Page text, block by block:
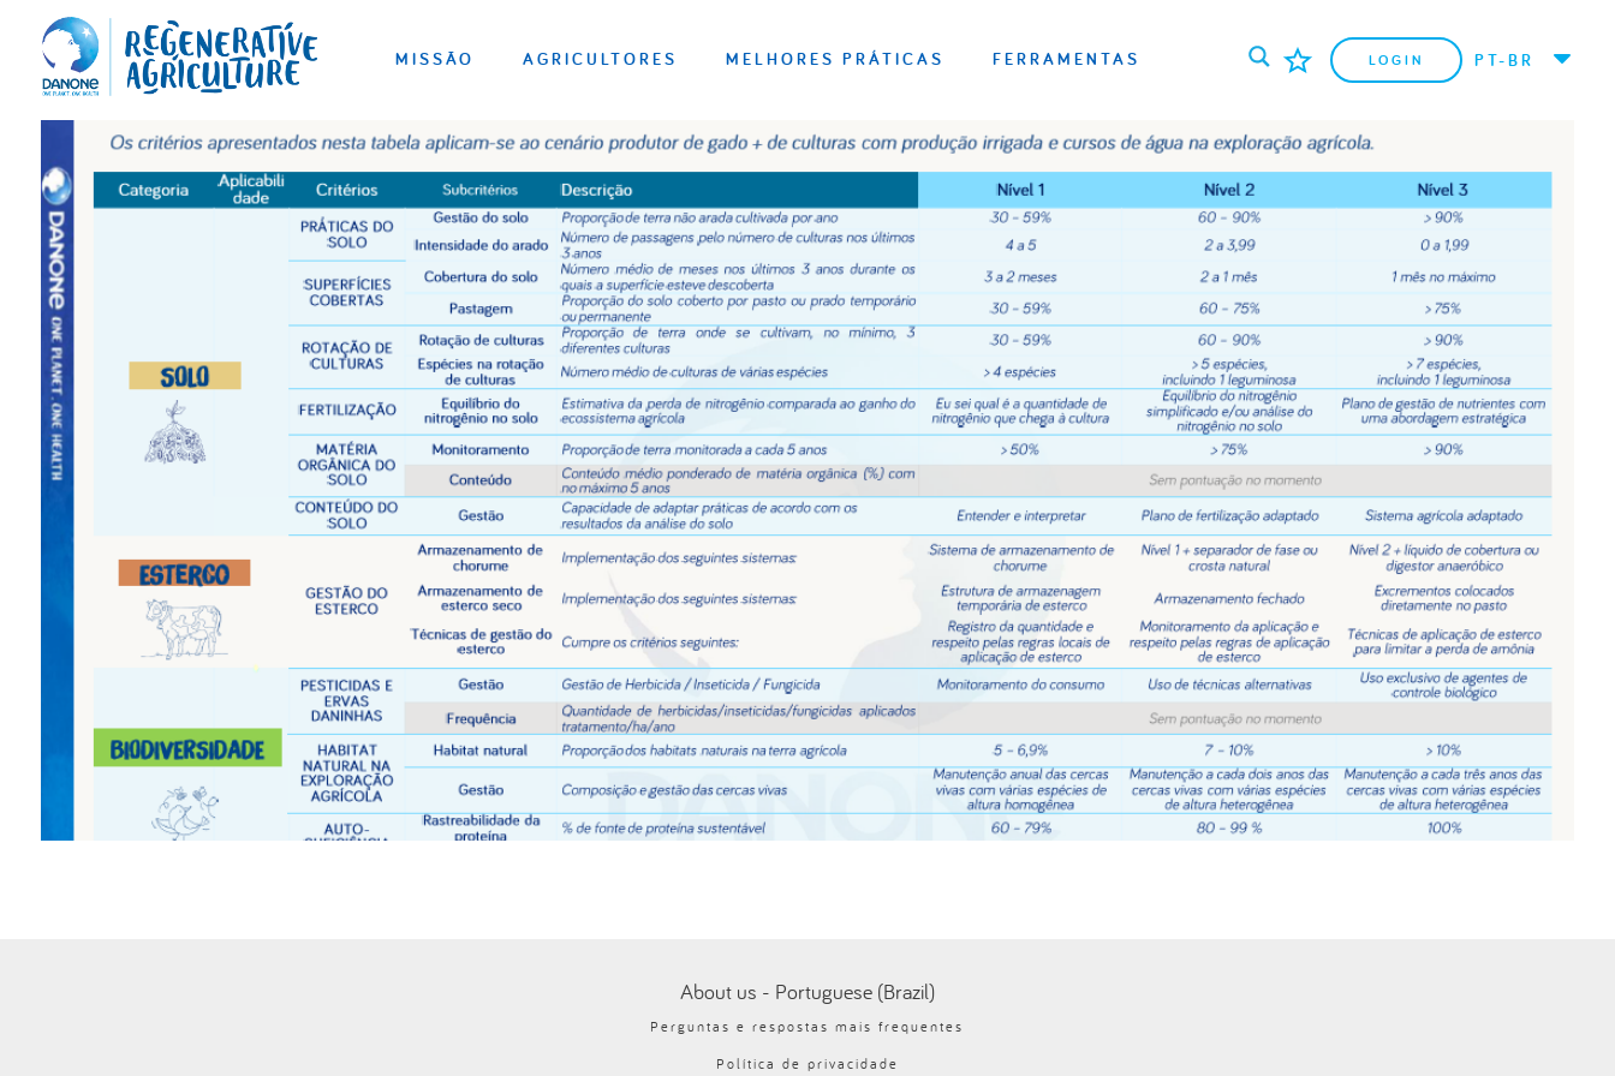
MISSÃO AGRICULTORES MELHORES PRÁTICAS FERRAMENTAS LOGIN PT-BR
About us - Portuguese (Brazil)
Perguntas e respostas mais frequentes
Política de privacidade